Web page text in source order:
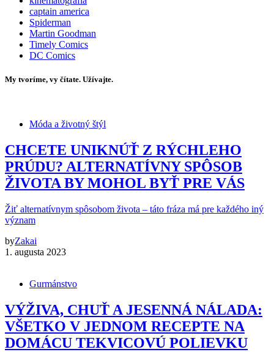
captain america
Spiderman
Martin Goodman
Timely Comics
DC Comics
My tvoríme, vy čítate. Užívajte.
Móda a životný štýl
CHCETE UNIKNÚŤ Z RÝCHLEHO
PRÚDU? ALTERNATÍVNY SPÔSOB
ŽIVOTA BY MOHOL BYŤ PRE VÁS
Žiť alternatívnym spôsobom života – táto fráza má pre každého iný
význam
byZakai
1. augusta 2023
Gurmánstvo
VÝŽIVA, CHUŤ A JESENNÁ NÁLADA:
VŠETKO V JEDNOM RECEPTE NA
DOMÁCU TEKVICOVÚ POLIEVKU